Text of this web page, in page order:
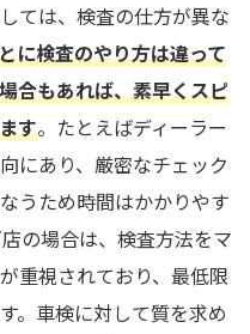
ては、検査の仕方が異な
に検査のやり方は違って
合もあれば、素早くスピ
す。たとえばディーラー
にあり、厳密なチェック
うため時間はかかりやす
の場合は、検査方法をマ
重視されており、最低限
。車検に対して質を求め